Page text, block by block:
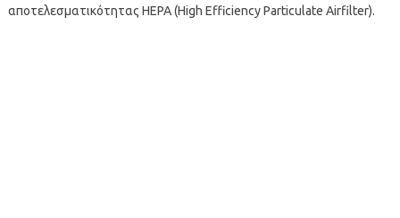
αποτελεσματικότητας HEPA (High Efficiency Particulate Airfilter).